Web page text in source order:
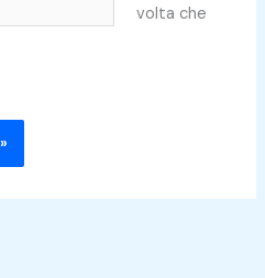
volta che